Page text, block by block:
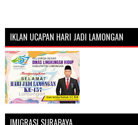
IKLAN UCAPAN HARI JADI LAMONGAN
IMIGRASI SURABAYA